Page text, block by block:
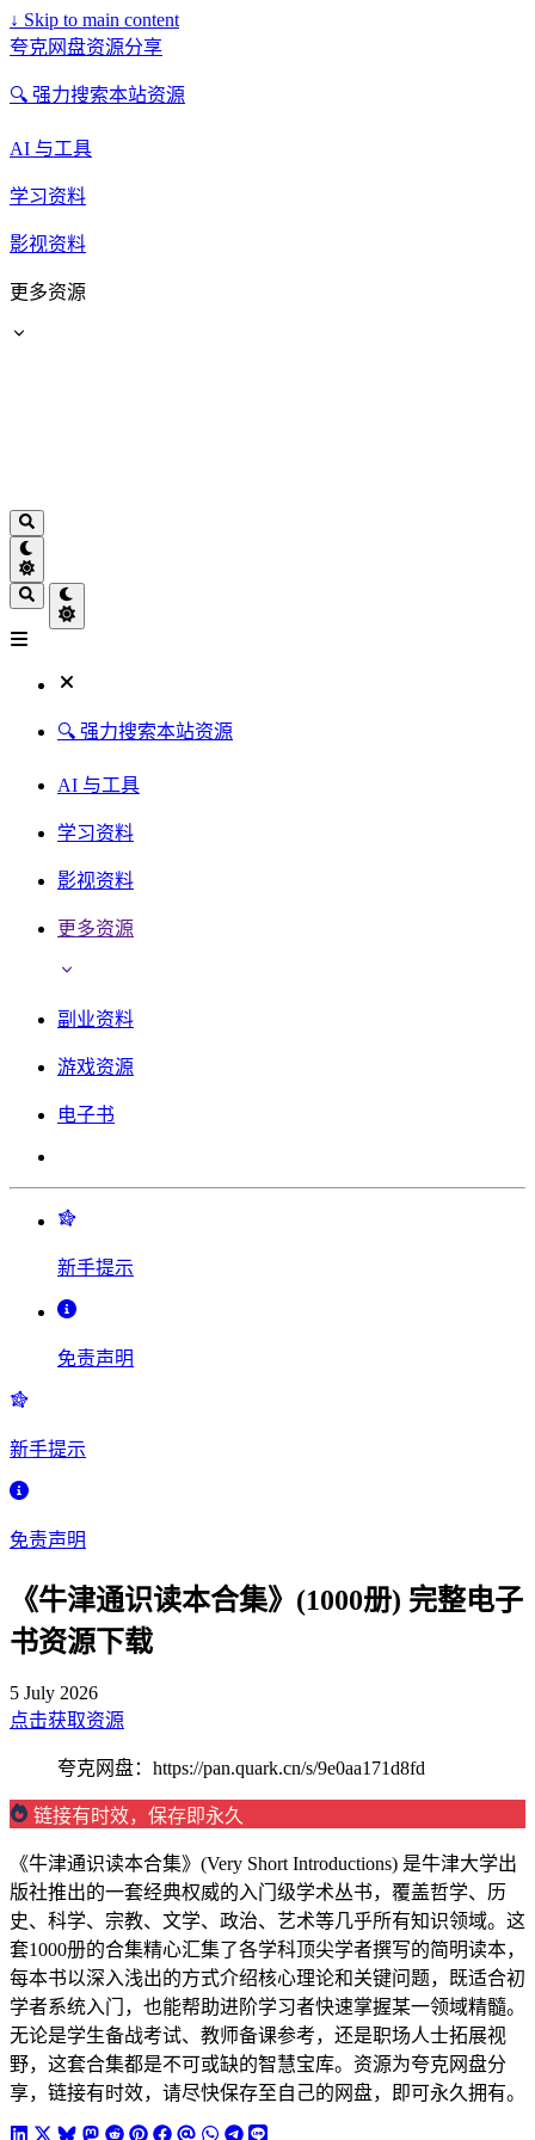
↓ Skip to main content
夸克网盘资源分享
🔍 强力搜索本站资源
AI 与工具
学习资料
影视资料
更多资源
🔍 强力搜索本站资源
AI 与工具
学习资料
影视资料
更多资源
副业资料
游戏资源
电子书
新手提示
免责声明
新手提示
免责声明
《牛津通识读本合集》(1000册) 完整电子
书资源下载
5 July 2026
点击获取资源
夸克网盘：https://pan.quark.cn/s/9e0aa171d8fd
链接有时效，保存即永久
《牛津通识读本合集》(Very Short Introductions) 是牛津大学出
版社推出的一套经典权威的入门级学术丛书，覆盖哲学、历
史、科学、宗教、文学、政治、艺术等几乎所有知识领域。这
套1000册的合集精心汇集了各学科顶尖学者撰写的简明读本，
每本书以深入浅出的方式介绍核心理论和关键问题，既适合初
学者系统入门，也能帮助进阶学习者快速掌握某一领域精髓。
无论是学生备战考试、教师备课参考，还是职场人士拓展视
野，这套合集都是不可或缺的智慧宝库。资源为夸克网盘分
享，链接有时效，请尽快保存至自己的网盘，即可永久拥有。